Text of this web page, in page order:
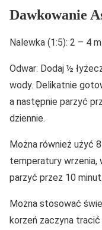
Dawkowanie
Nalewka (1:5): 2 – 4
Odwar: Dodaj ½
wody. Delikatnie
a następnie parzyć
dziennie.
Można również użyć
temperatury wrzenia,
parzyć przez 10
Można stosować
korzeń zaczyna